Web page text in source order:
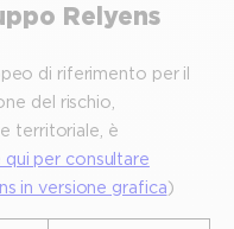
Relyens
di riferimento per il
del rischio,
territoriale, è
qui per consultare
in versione grafica)